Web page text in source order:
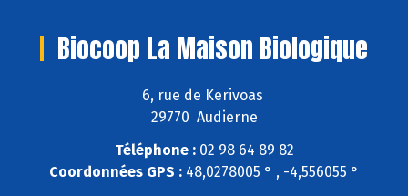
Biocoop La Maison Biologique
6, rue de Kerivoas
29770 Audierne
Téléphone :02 98 64 89 82
Coordonnées GPS : 48,0278005 ° , -4,556055 °